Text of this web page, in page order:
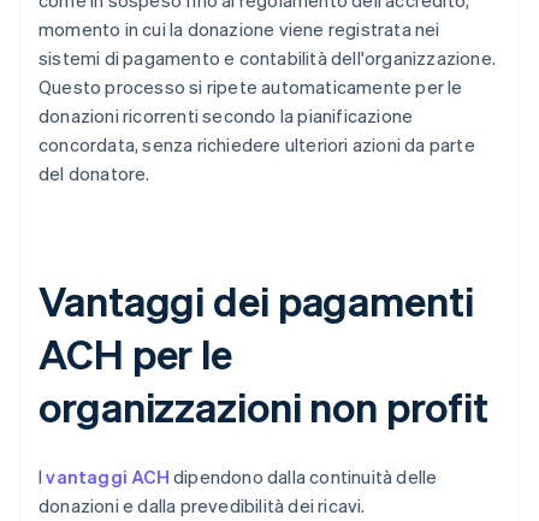
momento in cui la donazione viene registrata nei
sistemi di pagamento e contabilità dell'organizzazione.
Questo processo si ripete automaticamente per le
donazioni ricorrenti secondo la pianificazione
concordata, senza richiedere ulteriori azioni da parte
del donatore.
Vantaggi dei pagamenti
ACH per le
organizzazioni non profit
Ivantaggi ACH dipendono dalla continuità delle
donazioni e dalla prevedibilità dei ricavi.